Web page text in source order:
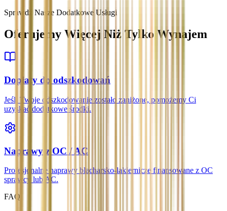
Sprawdź Nasze Dodatkowe Usługi
Oferujemy Więcej Niż Tylko Wynajem
Dopłaty do odszkodowań
Jeśli Twoje odszkodowanie zostało zaniżone, pomożemy Ci
uzyskać dodatkowe środki.
Naprawy z OC / AC
Profesjonalne naprawy blacharsko-lakiernicze finansowane z OC
sprawcy lub AC.
FAQ